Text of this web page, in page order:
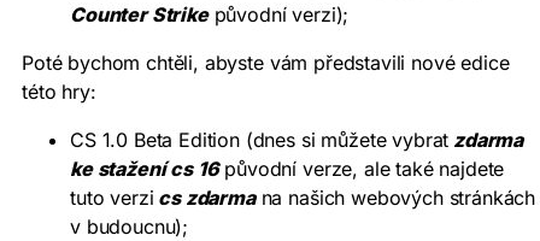
Counter Strikepůvodní verzi);
Poté bychom chtěli, abyste vám představili nové edice
této hry:
CS 1.0 Beta Edition (dnes si můžete vybrat zdarma
ke stažení cs 16původní verze, ale také najdete
tuto verzi cs zdarmana našich webových stránkách
v budoucnu);